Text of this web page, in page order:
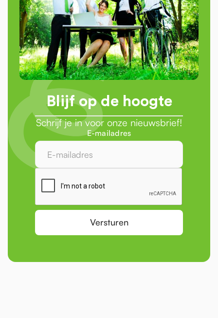
Blijf op de hoogte
Schrijf je in voor onze nieuwsbrief!
E-mailadres